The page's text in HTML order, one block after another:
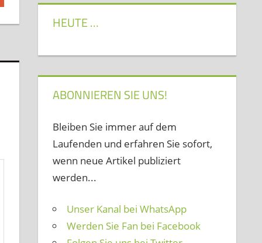
HEUTE …
ABONNIEREN SIE UNS!
Bleiben Sie immer auf dem
Laufenden und erfahren Sie sofort,
wenn neue Artikel publiziert
werden...
Unser Kanal bei WhatsApp
Werden Sie Fan bei Facebook